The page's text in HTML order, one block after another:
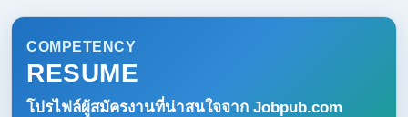
COMPETENCY
RESUME
โปรไฟล์ผู้สมัครงานที่น่าสนใจจาก Jobpub.com